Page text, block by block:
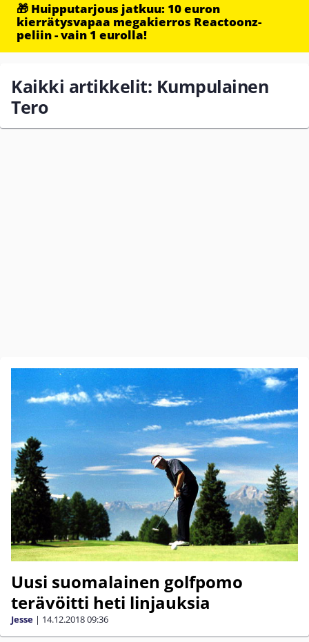
🎁 Huipputarjous jatkuu: 10 euron
kierrätysvapaa megakierros Reactoonz-
peliin - vain 1 eurolla!
Kaikki artikkelit: Kumpulainen
Tero
Uusi suomalainen golfpomo
terävöitti heti linjauksia
Jesse | 14.12.201809:36